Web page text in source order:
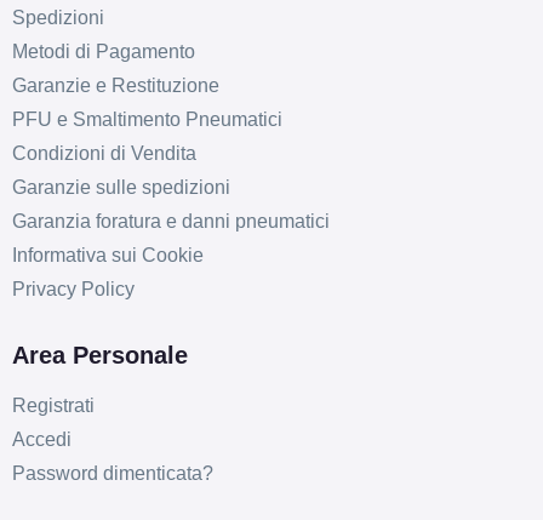
Spedizioni
Metodi di Pagamento
Garanzie e Restituzione
PFU e Smaltimento Pneumatici
Condizioni di Vendita
Garanzie sulle spedizioni
Garanzia foratura e danni pneumatici
Informativa sui Cookie
Privacy Policy
Area Personale
Registrati
Accedi
Password dimenticata?